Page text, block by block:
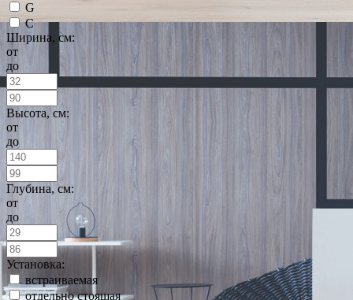
G
С
Ширина, см:
от
до
Высота, см:
от
до
Глубина, см:
от
до
Установка:
встраиваемая
отдельно стоящая